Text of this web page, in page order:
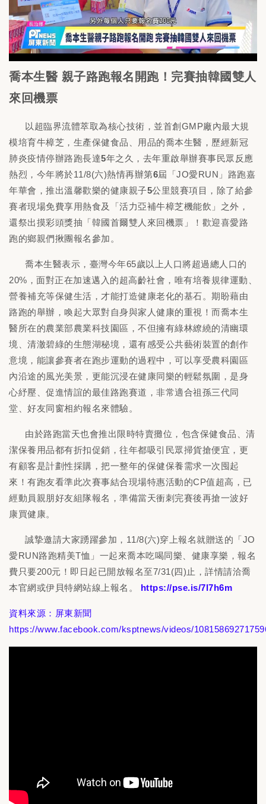
喬本生醫 親子路跑報名開跑！完賽抽韓國雙人
來回機票
以超臨界流體萃取為核心技術，並首創GMP廠內最大規
模培育牛樟芝，生產保健食品、用品的喬本生醫，歷經新冠
肺炎疫情停辦路跑長達5年之久，去年重啟舉辦賽事民眾反應
熱烈，今年將於11/8(六)熱情再辦第6屆「JO愛RUN」路跑嘉
年華會，推出溫馨歡樂的健康親子5公里競賽項目，除了給參
賽者現場免費享用熱食及「活力亞補牛樟芝機能飲」之外，
還祭出摸彩頭獎抽「韓國首爾雙人來回機票」！歡迎喜愛路
跑的鄉親們揪團報名參加。
喬本生醫表示，臺灣今年65歲以上人口將超過總人口的
20%，面對正在加速邁入的超高齡社會，唯有培養規律運動、
營養補充等保健生活，才能打造健康老化的基石。期盼藉由
路跑的舉辦，喚起大眾對自身與家人健康的重視！而喬本生
醫所在的農業部農業科技園區，不但擁有綠林繚繞的清幽環
境、清澈碧綠的生態湖秘境，還有感受公共藝術裝置的創作
意境，能讓參賽者在跑步運動的過程中，可以享受農科園區
內沿途的風光美景，更能沉浸在健康同樂的輕鬆氛圍，是身
心紓壓、促進情誼的最佳路跑賽道，非常適合祖孫三代同
堂、好友同窗相約報名來體驗。
由於路跑當天也會推出限時特賣攤位，包含保健食品、清
潔保養用品都有折扣促銷，往年都吸引民眾掃貨搶便宜，更
有顧客是計劃性採購，把一整年的保健保養需求一次囤起
來！有跑友看準此次賽事結合現場特惠活動的CP值超高，已
經動員親朋好友組隊報名，準備當天衝刺完賽後再搶一波好
康買健康。
誠摯邀請大家踴躍參加，11/8(六)穿上報名就贈送的「JO
愛RUN路跑精美T恤」一起來喬本吃喝同樂、健康享樂，報名
費只要200元！即日起已開放報名至7/31(四)止，詳情請洽喬
本官網或伊貝特網站線上報名。 https://pse.is/7l7h6m
資料來源：屏東新聞
https://www.facebook.com/ksptnews/videos/